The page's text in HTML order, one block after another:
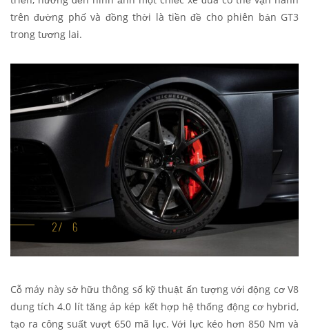
trên đường phố và đồng thời là tiền đề cho phiên bản GT3
trong tương lai.
Cỗ máy này sở hữu thông số kỹ thuật ấn tượng với động cơ V8
dung tích 4.0 lít tăng áp kép kết hợp hệ thống động cơ hybrid,
tạo ra công suất vượt 650 mã lực. Với lực kéo hơn 850 Nm và